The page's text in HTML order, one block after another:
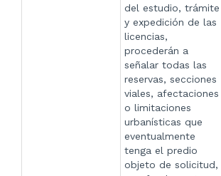
del estudio, trámite
y expedición de las
licencias,
procederán a
señalar todas las
reservas, secciones
viales, afectaciones
o limitaciones
urbanísticas que
eventualmente
tenga el predio
objeto de solicitud,